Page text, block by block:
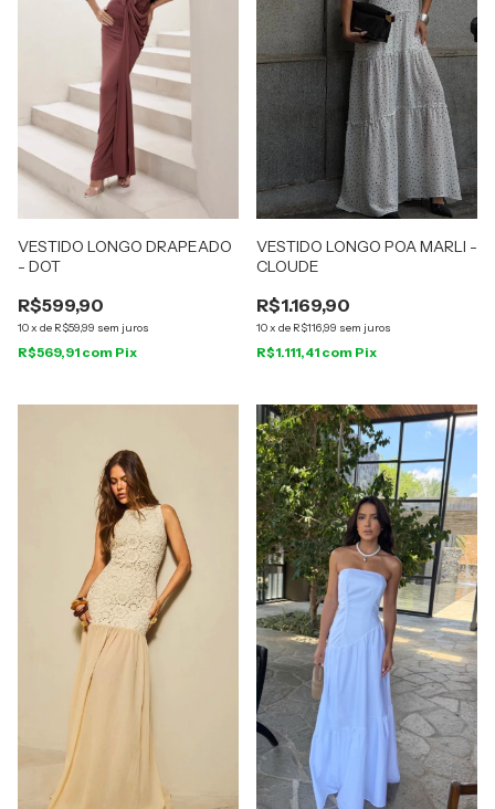
VESTIDO LONGO DRAPEADO
- DOT
R$599,90
10x de R$59,99 sem juros
R$569,91 com Pix
VESTIDO LONGO POA MARLI -
CLOUDE
R$1.169,90
10x de R$116,99 sem juros
R$1.111,41 com Pix